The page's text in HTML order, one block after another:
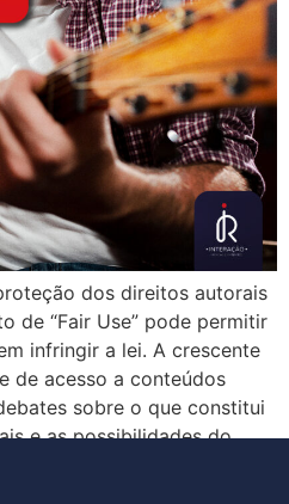
dos direitos autorais
de “Fair Use” pode permitir
infringir a lei. A crescente
de acesso a conteúdos
sobre o que constitui
e as possibilidades do